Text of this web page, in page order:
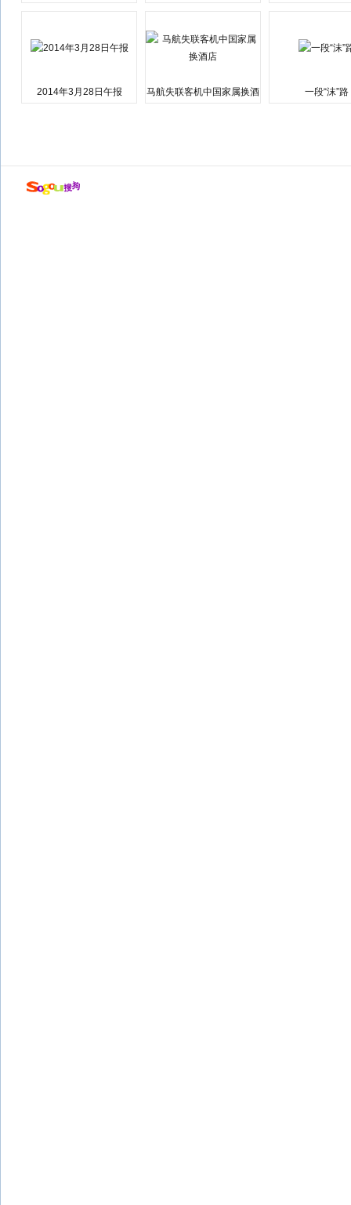
2014年3月28日午报
马航失联客机中国家属换酒
一段“沫”路